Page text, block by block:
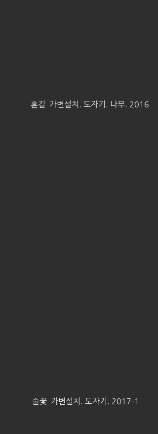
혼길  가변설치. 도자기. 나무. 2016
술꽃  가변설치. 도자기. 2017-1